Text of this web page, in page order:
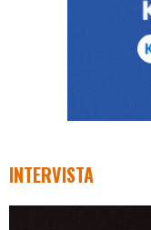
INTERVISTA